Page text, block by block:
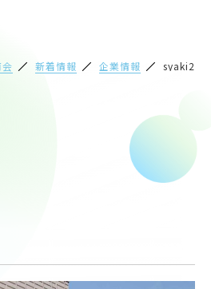
新着情報 企業情報 syaki2